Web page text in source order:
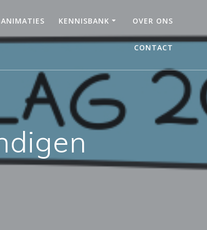
KENNISBANK OVER ONS
CONTACT